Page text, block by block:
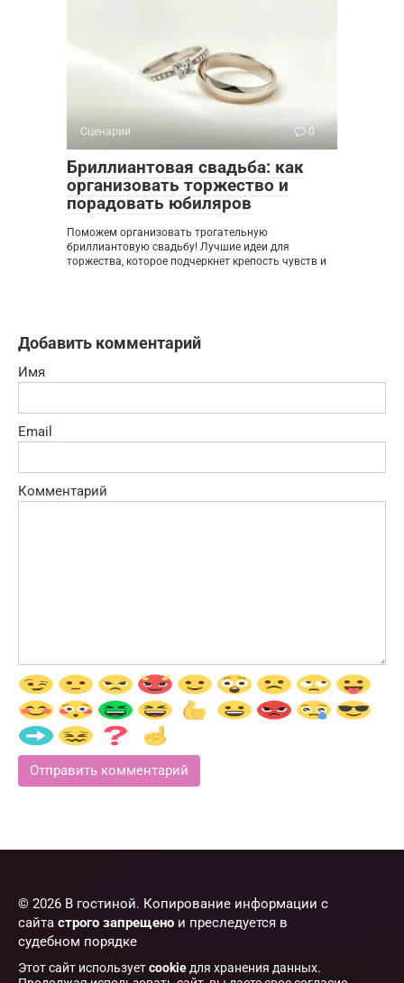
Сценарии 0
Бриллиантовая свадьба: как
организовать торжество и
порадовать юбиляров
Поможем организовать трогательную
бриллиантовую свадьбу! Лучшие идеи для
торжества, которое подчеркнет крепость чувств и
Добавить комментарий
Имя
Email
Комментарий
© 2026 В гостиной. Копирование информации с
сайта строго запрещено и преследуется в
судебном порядке
Этот сайт используетcookie для хранения данных.